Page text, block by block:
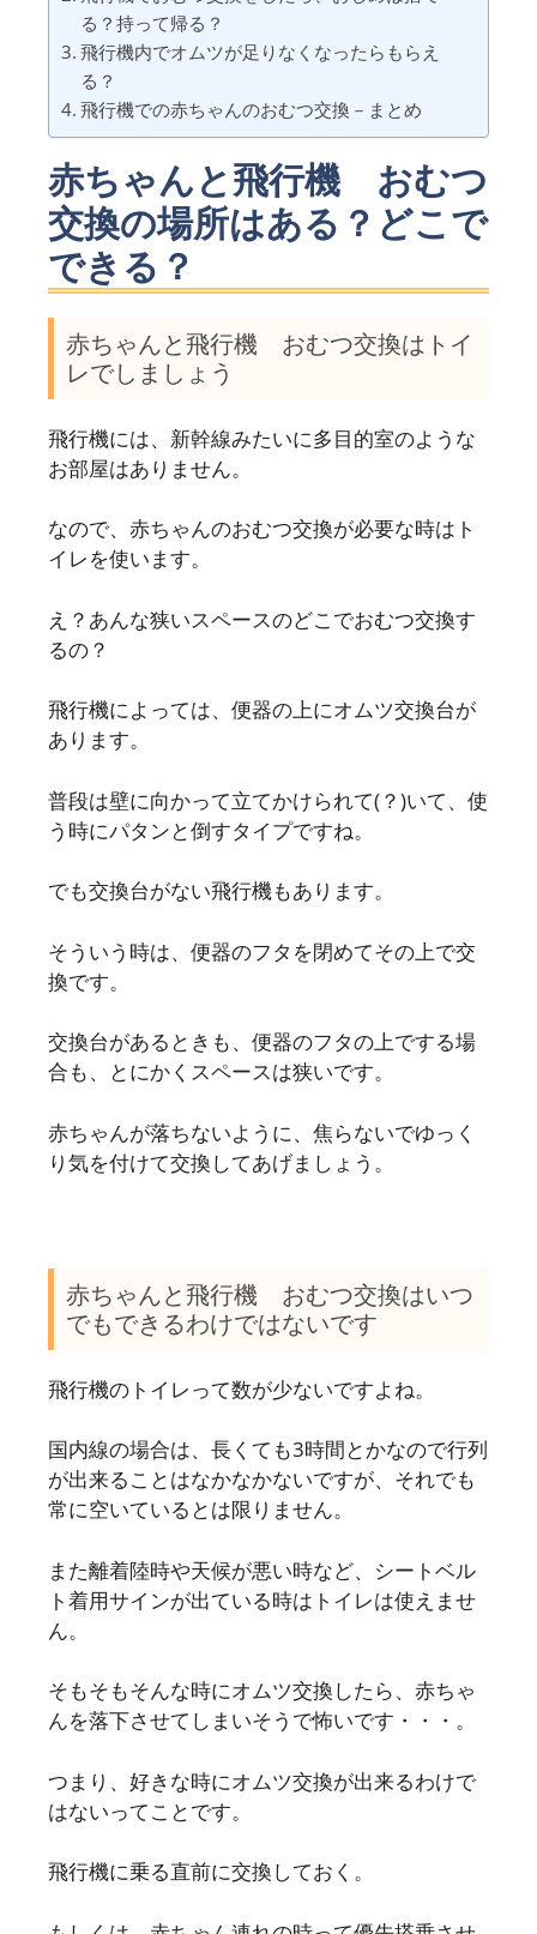
る？持って帰る？
飛行機内でオムツが足りなくなったらもらえ
る？
飛行機での赤ちゃんのおむつ交換－まとめ
赤ちゃんと飛行機 おむつ
交換の場所はある？どこで
できる？
赤ちゃんと飛行機 おむつ交換はトイ
レでしましょう
飛行機には、新幹線みたいに多目的室のような
お部屋はありません。
なので、赤ちゃんのおむつ交換が必要な時はト
イレを使います。
え？あんな狭いスペースのどこでおむつ交換す
るの？
飛行機によっては、便器の上にオムツ交換台が
あります。
普段は壁に向かって立てかけられて(？)いて、使
う時にパタンと倒すタイプですね。
でも交換台がない飛行機もあります。
そういう時は、便器のフタを閉めてその上で交
換です。
交換台があるときも、便器のフタの上でする場
合も、とにかくスペースは狭いです。
赤ちゃんが落ちないように、焦らないでゆっく
り気を付けて交換してあげましょう。
赤ちゃんと飛行機 おむつ交換はいつ
でもできるわけではないです
飛行機のトイレって数が少ないですよね。
国内線の場合は、長くても3時間とかなので行列
が出来ることはなかなかないですが、それでも
常に空いているとは限りません。
また離着陸時や天候が悪い時など、シートベル
ト着用サインが出ている時はトイレは使えませ
ん。
そもそもそんな時にオムツ交換したら、赤ちゃ
んを落下させてしまいそうで怖いです・・・。
つまり、好きな時にオムツ交換が出来るわけで
はないってことです。
飛行機に乗る直前に交換しておく。